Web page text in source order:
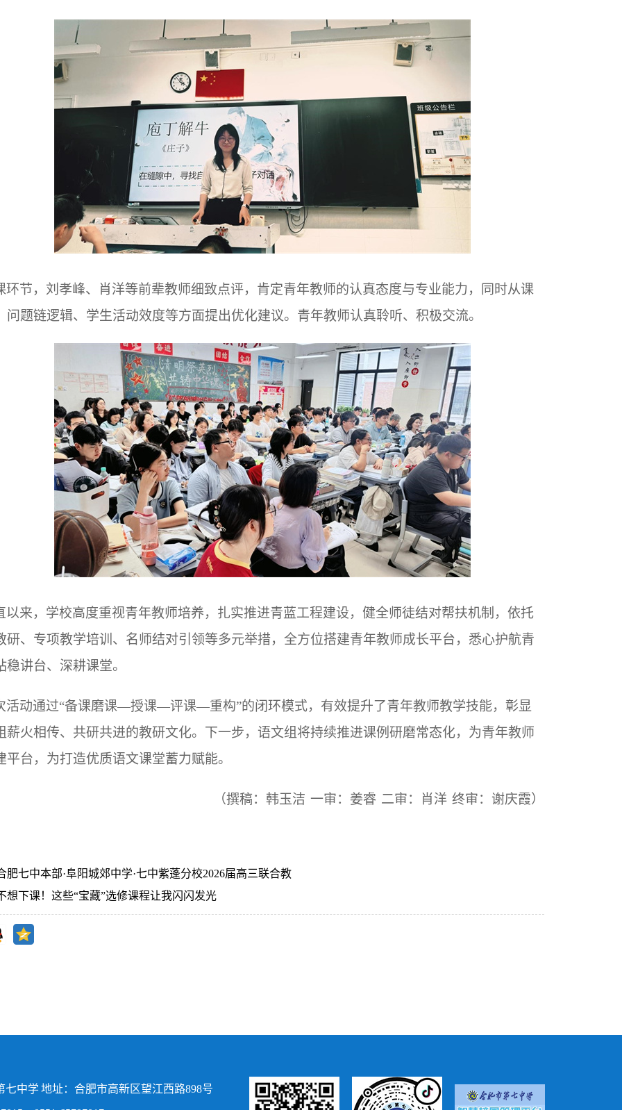
环节，刘孝峰、肖洋等前辈教师细致点评，肯定青年教师的认真态度与专业能力，同时从课
问题链逻辑、学生活动效度等方面提出优化建议。青年教师认真聆听、积极交流。
以来，学校高度重视青年教师培养，扎实推进青蓝工程建设，健全师徒结对帮扶机制，依托
研、专项教学培训、名师结对引领等多元举措，全方位搭建青年教师成长平台，悉心护航青
稳讲台、深耕课堂。
活动通过“备课磨课—授课—评课—重构”的闭环模式，有效提升了青年教师教学技能，彰显
薪火相传、共研共进的教研文化。下一步，语文组将持续推进课例研磨常态化，为青年教师
平台，为打造优质语文课堂蓄力赋能。
（撰稿：韩玉洁 一审：姜睿 二审：肖洋 终审：谢庆霞）
肥七中本部·阜阳城郊中学·七中紫蓬分校2026届高三联合教
想下课！这些“宝藏”选修课程让我闪闪发光
七中学 地址：合肥市高新区望江西路898号